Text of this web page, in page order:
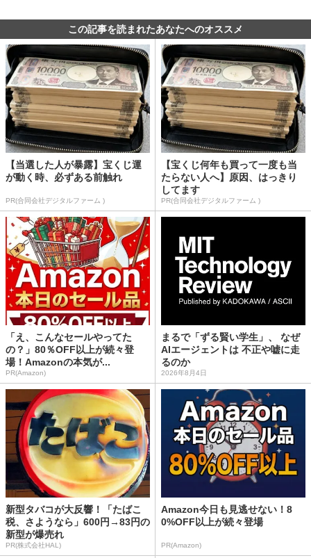
この記事を読まれたあなたへのオススメ
【当選した人が暴露】宝くじ運
が動く時、必ずある前触れ
PR(合同会社デジタルファーム )
【宝くじ何年も買って一度も当
たらない人へ】原因、はっきり
してます
PR(合同会社デジタルファーム )
「え、こんなセールやってた
の？」80％OFF以上が続々登
場！Amazonの本気が...
PR(Amazon)
まるで「ずる賢い学生」、 なぜ
AIエージェントは 不正や嘘に走
るのか
2026年8月4日
新型タバコが大反響！「たばこ
税、さようなら」600円→83円の
新型が爆売れ
PR(株式会社HAL)
Amazon今日も見逃せない！8
0%OFF以上が続々登場
PR(Amazon)